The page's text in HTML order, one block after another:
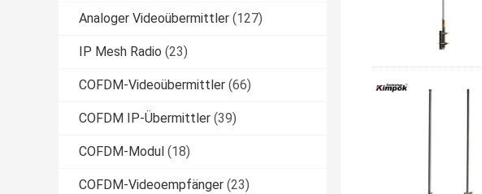
Analoger Videoübermittler (127)
IP Mesh Radio (23)
COFDM-Videoübermittler (66)
COFDM IP-Übermittler (39)
COFDM-Modul (18)
COFDM-Videoempfänger (23)